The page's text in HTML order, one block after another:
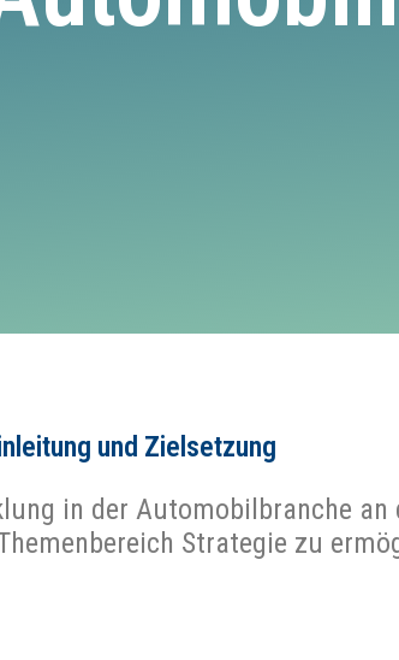
und Zielsetzung
in der Automobilbranche an
Strategie zu